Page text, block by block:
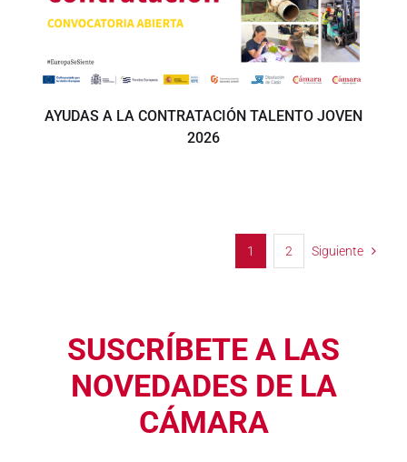
AYUDAS A LA CONTRATACIÓN TALENTO JOVEN
2026
1 2 Siguiente
SUSCRÍBETE A LAS
NOVEDADES DE LA
CÁMARA